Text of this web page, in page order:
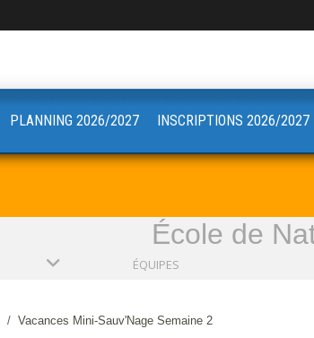
École de
ÉQUIPES
Vacances Mini-Sauv'Nage Semaine 2
PLANNING 2026/2027 INSCRIPTIONS 2026/2027